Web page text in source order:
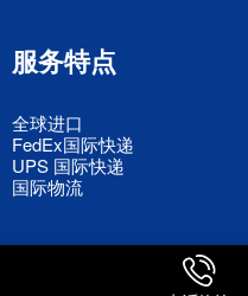
服务特点
全球进口
FedEx国际快递
UPS 国际快递
国际物流